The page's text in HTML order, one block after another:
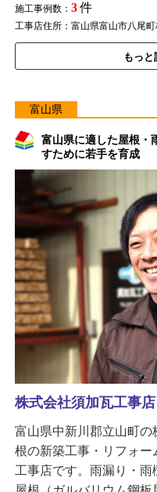
施工事例数： 3件
工事店住所：富山県富山市八尾町
もっと
富山県
富山県に適した屋根・
すために若手を育成
株式会社須加瓦工事店
富山県中新川郡立山町
根の新築工事・リフォ
工事店です。雨漏り・